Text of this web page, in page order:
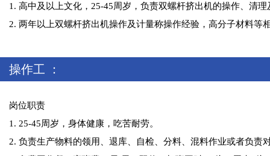
1. 高中及以上文化，25-45周岁，负责双螺杆挤出机的操作、清
2. 两年以上双螺杆挤出机操作及计量称操作经验，高分子材料等
操作工 ：
岗位职责
1. 25-45周岁，身体健康，吃苦耐劳。
2. 负责生产物料的领用、退库、自检、分料、混料作业或者负